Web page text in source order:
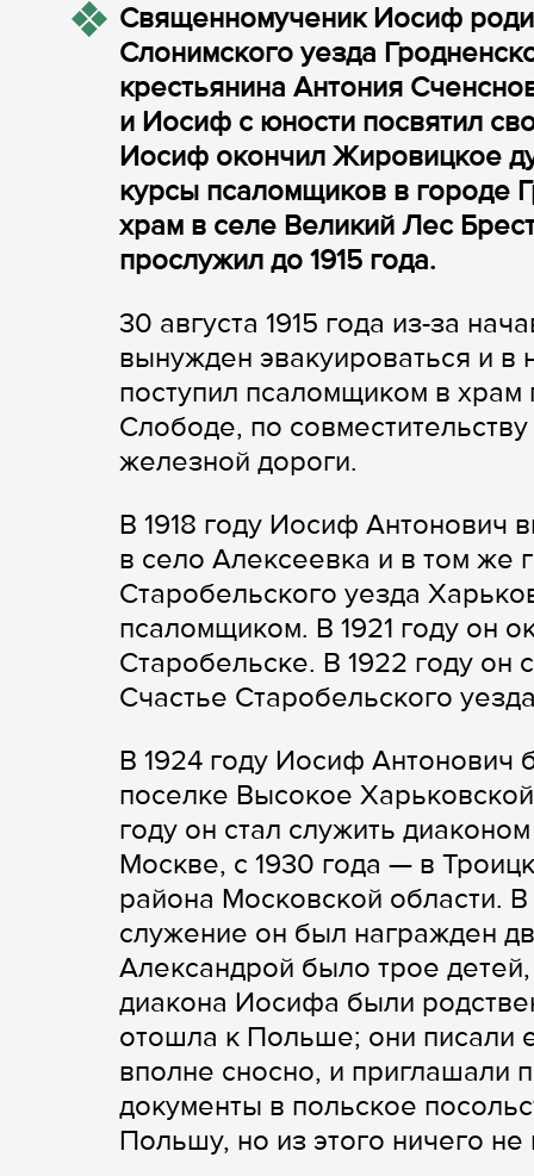
Священномученик Иосиф
Слонимского уезда
крестьянина Антония
и Иосиф с юности посвятил
Иосиф окончил Жировицкое
курсы псаломщиков в городе
храм в селе Великий Лес
прослужил до 1915 года.
30 августа 1915 года из-за
вынужден эвакуироваться и в
поступил псаломщиком в
Слободе, по
железной дороги.
В 1918 году Иосиф
в село Алексеевка и в том же
Старобельского уезда
псаломщиком. В 1921 году он
Старобельске. В 1922 году он
Счастье Старобельского
В 1924 году Иосиф Антонович
поселке Высокое
году он стал служить
Москве, с 1930 года — в
района Московской области.
служение он был награжден
Александрой было трое
диакона Иосифа были
отошла к Польше; они писали
вполне сносно, и приглашали
документы в польское
Польшу, но из этого ничего